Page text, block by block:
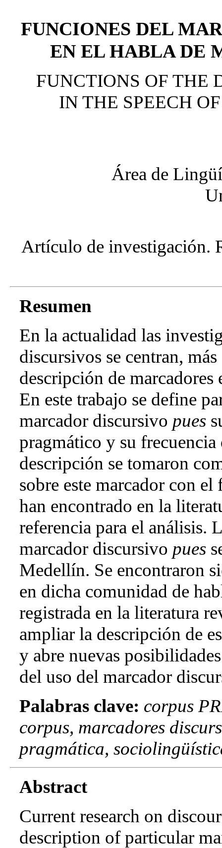
FUNCIONES DEL
EN EL HABLA DE
FUNCTIONS OF THE
IN THE SPEECH
Área de
Artículo de investigación.
Resumen
En la actualidad las
discursivos se centran,
descripción de
En este trabajo se define
marcador discursivo pues
pragmático y su frecuencia
descripción se tomaron
sobre este marcador con
han encontrado en la
referencia para el análisis.
marcador discursivo pues
Medellín. Se encontraron
en dicha comunidad de
registrada en la literatura
ampliar la descripción de
y abre nuevas
del uso del marcador
Palabras clave: corpus
corpus, marcadores
pragmática,
Abstract
Current research on
description of particular